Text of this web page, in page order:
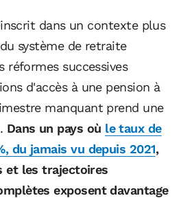
dans un contexte plus
système de retraite
réformes successives
d'accès à une pension à
manquant prend une
Dans un pays où le taux de
du jamais vu depuis 2021,
et les trajectoires
exposent davantage